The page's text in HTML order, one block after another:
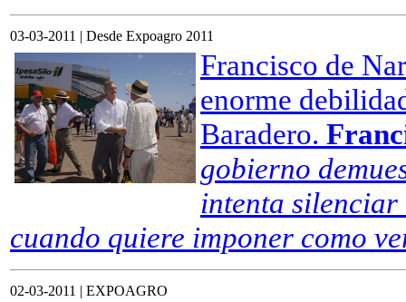
03-03-2011 | Desde Expoagro 2011
Francisco de
enorme
Baradero.
gobierno
intenta silenciar
cuando quiere imponer como
02-03-2011 | EXPOAGRO